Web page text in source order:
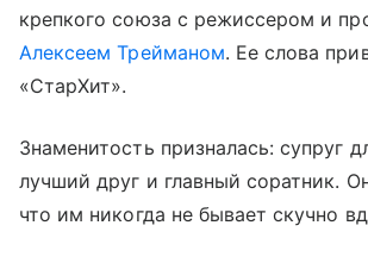
крепкого союза с режиссером и
Алексеем Трейманом. Ее слова
«СтарХит».
Знаменитость призналась: супруг
лучший друг и главный соратник.
что им никогда не бывает скучно